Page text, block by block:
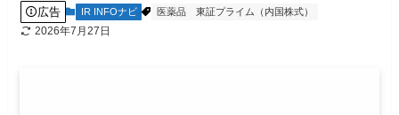
広告 IR INFOナビ 医薬品 東証プライム（内国株式）
2026年7月27日